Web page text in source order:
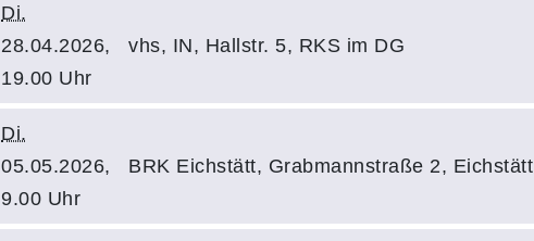
Di.
28.04.2026,
19.00 Uhr
vhs, IN, Hallstr. 5, RKS im DG
Di.
05.05.2026,
9.00 Uhr
BRK Eichstätt, Grabmannstraße 2, Eichstätt